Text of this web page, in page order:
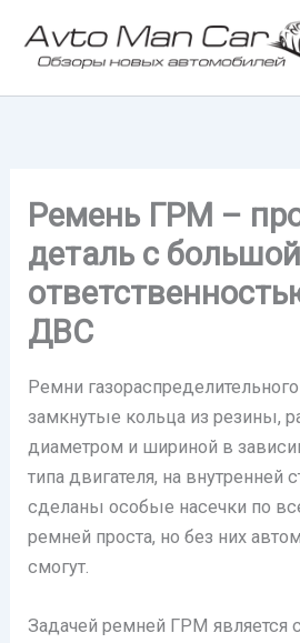
содержимому
Ремень ГРМ –
деталь с большой
ДВС
Ремни
замкнутые кольца из резины,
диаметром и шириной в
типа двигателя, на внутренней
сделаны особые насечки по
ремней проста, но без них
смогут.
Задачей ремней ГРМ является